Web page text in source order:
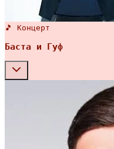
🎵 Концерт
Баста и Гуф